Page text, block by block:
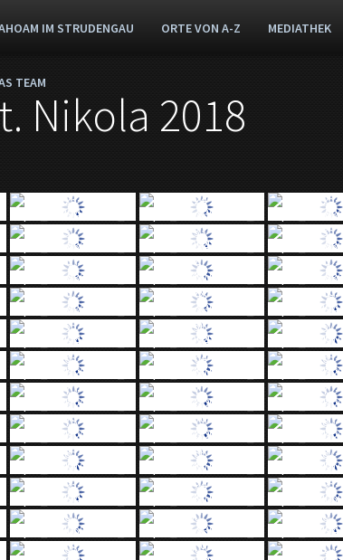
IM STRUDENGAU ORTE VON A-Z MEDIATHEK
TEAM
Nikola 2018